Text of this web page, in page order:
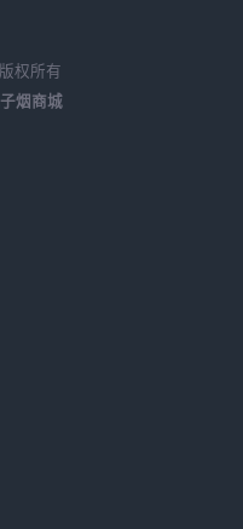
版权所有
烟商城